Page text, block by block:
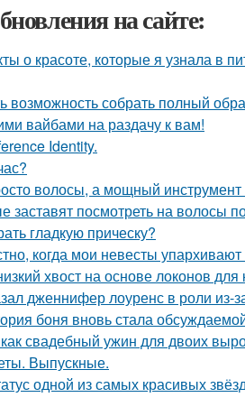
на сайте:
о красоте, которые я узнала в
возможность собрать полный
вайбами на раздачу к вам!
Identity.
волосы, а мощный инструмент
заставят посмотреть на волосы
гладкую прическу?
когда мои невесты
хвост на основе локонов для
дженнифер лоуренс в роли из-
боня вновь стала
свадебный ужин для двоих
Выпускные.
одной из самых красивых